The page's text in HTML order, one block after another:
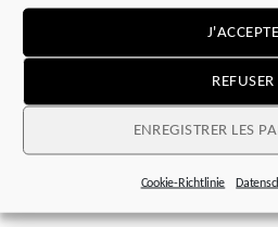
J'ACCEPTE
REFUSER
ENREGISTRER LES
Cookie-Richtlinie
Légende: